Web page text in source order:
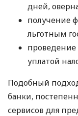
дней,
получение
льготным
уплатой
Подобный
банки,
сервисов для